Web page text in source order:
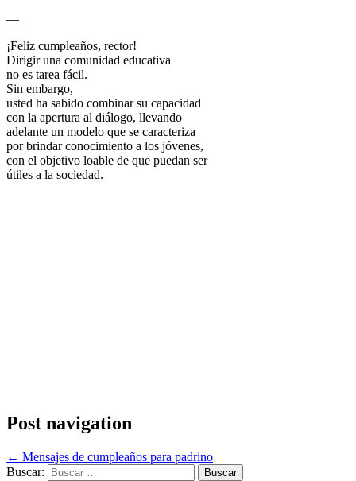
—
¡Feliz cumpleaños, rector!
Dirigir una comunidad educativa
no es tarea fácil.
Sin embargo,
usted ha sabido combinar su capacidad
con la apertura al diálogo, llevando
adelante un modelo que se caracteriza
por brindar conocimiento a los jóvenes,
con el objetivo loable de que puedan ser
útiles a la sociedad.
Post navigation
← Mensajes de cumpleaños para padrino
Buscar: